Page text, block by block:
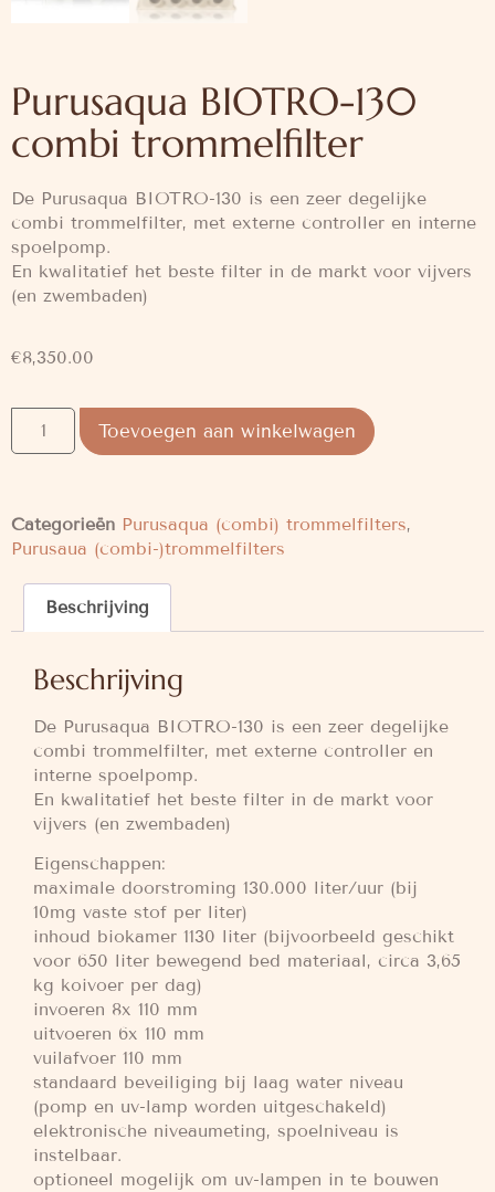
Purusaqua BIOTRO-130
combi trommelfilter
De Purusaqua BIOTRO-130 is een zeer degelijke
combi trommelfilter, met externe controller en interne
spoelpomp.
En kwalitatief het beste filter in de markt voor vijvers
(en zwembaden)
€8,350.00
Toevoegen aan winkelwagen
Categorieën Purusaqua (combi) trommelfilters,
Purusaua (combi-)trommelfilters
Beschrijving
Beschrijving
De Purusaqua BIOTRO-130 is een zeer degelijke
combi trommelfilter, met externe controller en
interne spoelpomp.
En kwalitatief het beste filter in de markt voor
vijvers (en zwembaden)
Eigenschappen:
maximale doorstroming 130.000 liter/uur (bij
10mg vaste stof per liter)
inhoud biokamer 1130 liter (bijvoorbeeld geschikt
voor 650 liter bewegend bed materiaal, circa 3,65
kg koivoer per dag)
invoeren 8x 110 mm
uitvoeren 6x 110 mm
vuilafvoer 110 mm
standaard beveiliging bij laag water niveau
(pomp en uv-lamp worden uitgeschakeld)
elektronische niveaumeting, spoelniveau is
instelbaar.
optioneel mogelijk om uv-lampen in te bouwen